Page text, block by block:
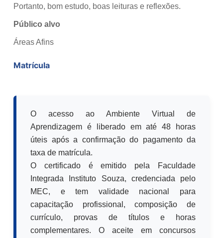
Portanto, bom estudo, boas leituras e reflexões.
Público alvo
Áreas Afins
Matrícula
O acesso ao Ambiente Virtual de
Aprendizagem é liberado em até 48 horas
úteis após a confirmação do pagamento da
taxa de matrícula.
O certificado é emitido pela Faculdade
Integrada Instituto Souza, credenciada pelo
MEC, e tem validade nacional para
capacitação profissional, composição de
currículo, provas de títulos e horas
complementares. O aceite em concursos